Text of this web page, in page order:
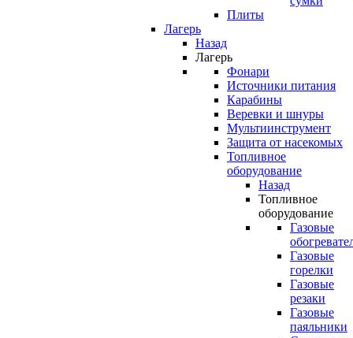
Плиты
Лагерь
Назад
Лагерь
Фонари
Источники питания
Карабины
Веревки и шнуры
Мультиинструмент
Защита от насекомых
Топливное
оборудование
Назад
Топливное
оборудование
Газовые
Газовые
горелки
Газовые
резаки
Газовые
паяльники